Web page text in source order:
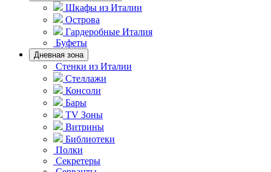
Шкафы из Италии
Острова
Гардеробные Италия
Буфеты
Дневная зона
Стенки из Италии
Стеллажи
Консоли
Бары
TV Зоны
Витрины
Библиотеки
Полки
Секретеры